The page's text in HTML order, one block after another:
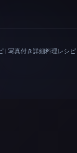
| 写真付き詳細料理レシ